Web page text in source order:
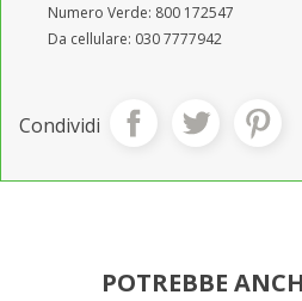
Numero Verde: 800 172547
Da cellulare: 030 7777942
Condividi
POTREBBE